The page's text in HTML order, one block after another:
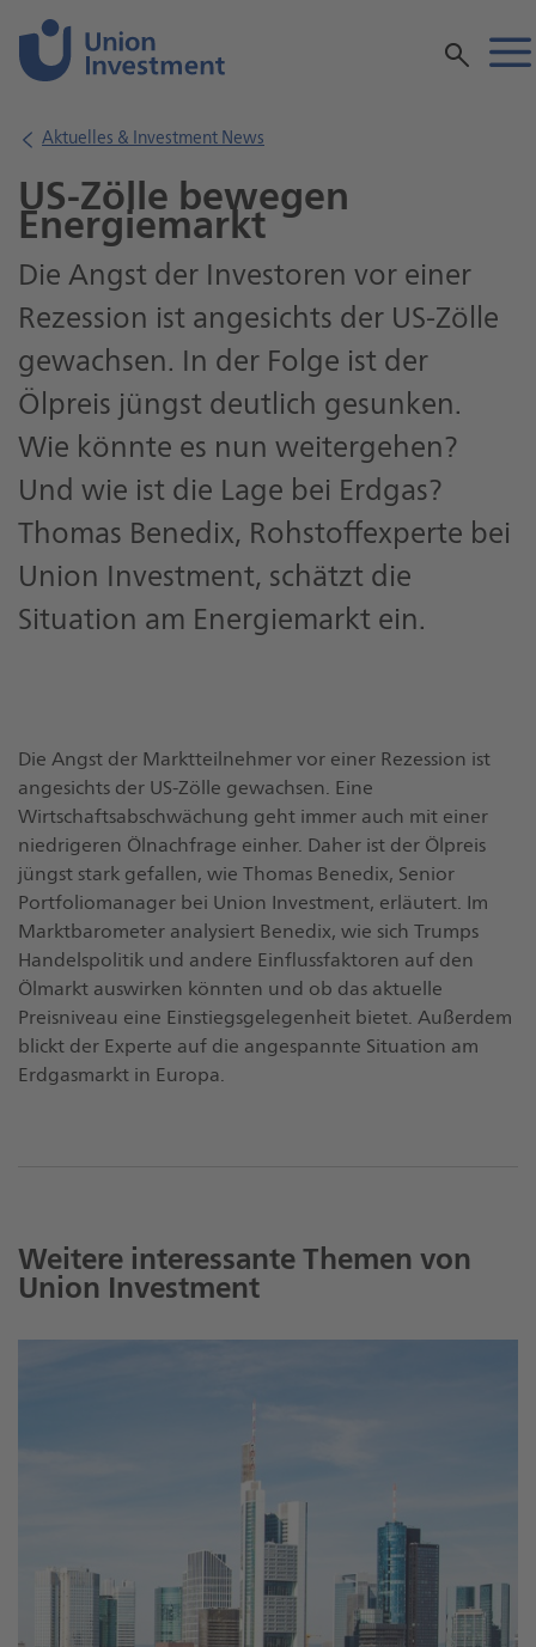
Inhalt
Aktuelles & Investment News
US-Zölle bewegen
Energiemarkt
Die Angst der Investoren vor einer
Rezession ist angesichts der US-Zölle
gewachsen. In der Folge ist der
Ölpreis jüngst deutlich gesunken.
Wie könnte es nun weitergehen?
Und wie ist die Lage bei Erdgas?
Thomas Benedix, Rohstoffexperte bei
Union Investment, schätzt die
Situation am Energiemarkt ein.
Die Angst der Marktteilnehmer vor einer Rezession ist
angesichts der US-Zölle gewachsen. Eine
Wirtschaftsabschwächung geht immer auch mit einer
niedrigeren Ölnachfrage einher. Daher ist der Ölpreis
jüngst stark gefallen, wie Thomas Benedix, Senior
Portfoliomanager bei Union Investment, erläutert. Im
Marktbarometer analysiert Benedix, wie sich Trumps
Handelspolitik und andere Einflussfaktoren auf den
Ölmarkt auswirken könnten und ob das aktuelle
Preisniveau eine Einstiegsgelegenheit bietet. Außerdem
blickt der Experte auf die angespannte Situation am
Erdgasmarkt in Europa.
Weitere interessante Themen von
Union Investment